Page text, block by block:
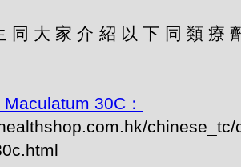
同大家介紹以下同類療
30C：
chinese_tc/